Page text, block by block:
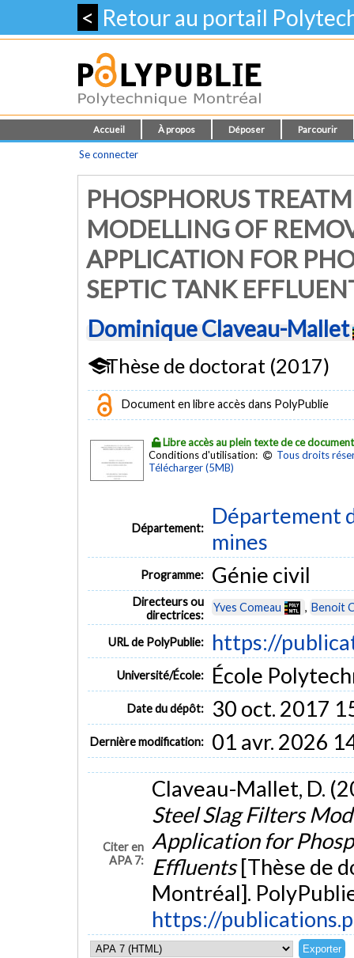
< Retour au portail
Accueil À propos Déposer Parcourir
Se connecter
PHOSPHORUS
MODELLING OF
APPLICATION FOR
SEPTIC TANK
Dominique Claveau-Mallet
Thèse de doctorat (2017)
Document en libre accès dans PolyPublie
Libre accès au plein texte de ce document
Conditions d'utilisation:
Tous droits
Télécharger (5MB)
Département:
Département
mines
Programme: Génie civil
Directeurs ou
directrices:
Yves Comeau , Benoit
URL de PolyPublie: https://
Université/École: École
Date du dépôt: 30 oct. 2017
Dernière modification: 01 avr. 2026
Citer en
APA 7:
Claveau-Mallet, D.
Steel Slag Filters
Application for
Effluents[Thèse de
Montréal].
https://